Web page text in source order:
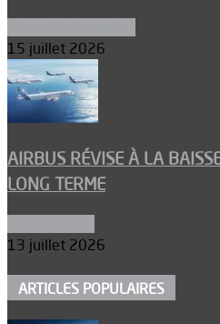
15 juillet 2026
AIRBUS RÉVISE À LA
LONG TERME
13 juillet 2026
ARTICLES POPULAIRES